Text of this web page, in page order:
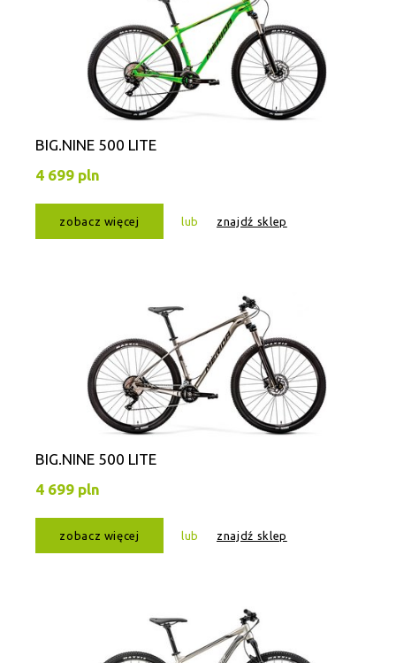
BIG.NINE 500 LITE
4 699 pln
zobacz więcej lub znajdź sklep
BIG.NINE 500 LITE
4 699 pln
zobacz więcej lub znajdź sklep